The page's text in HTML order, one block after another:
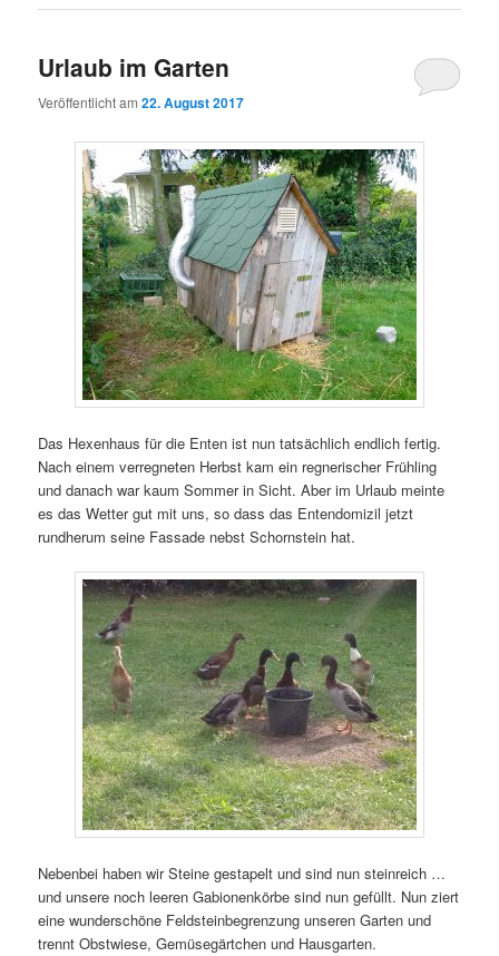
Urlaub im Garten
Veröffentlicht am22. August 2017
Das Hexenhaus für die Enten ist nun tatsächlich endlich fertig.
Nach einem verregneten Herbst kam ein regnerischer Frühling
und danach war kaum Sommer in Sicht. Aber im Urlaub meinte
es das Wetter gut mit uns, so dass das Entendomizil jetzt
rundherum seine Fassade nebst Schornstein hat.
Nebenbei haben wir Steine gestapelt und sind nun steinreich …
und unsere noch leeren Gabionenkörbe sind nun gefüllt. Nun ziert
eine wunderschöne Feldsteinbegrenzung unseren Garten und
trennt Obstwiese, Gemüsegärtchen und Hausgarten.